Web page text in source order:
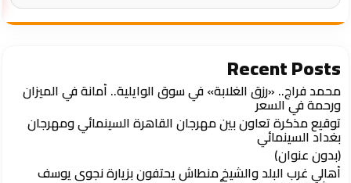
Recent Posts
محمد فراج.. «رزق الغلابة» في سوق الوايلية.. أمانة في الميزان
ورحمة في السعر
توقيع مذكرة تعاون بين مهرجان القاهرة السينمائي ومهرجان
بغداد السينمائي
(بدون عنوان)
أهالي غرب البلد والشيخ منطاش يحتفون بزيارة نجوى يوسف